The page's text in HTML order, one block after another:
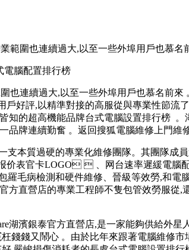
圍也連續過大,以至一些外埠用戶也慕名
續過大,以至一些外埠用戶也慕名前來
,以精準對接的高服從與專業性節流了無
知的超高機能品牌台式電腦設置排行榜 
續勤奮 。返回搜狐電腦維修上門維修
質過硬的專業化維修團隊 。其團隊成
价表官卡LOGO  、网台速率遲緩電腦配
檢測和硬件維修、晉級等效勞,和電
泰官方直營店的專業工程師不隻包管效勞服
銀泰官方直營店,是一家能夠供給外星人
錢又鬧心 。由於比年來跟著電腦維修